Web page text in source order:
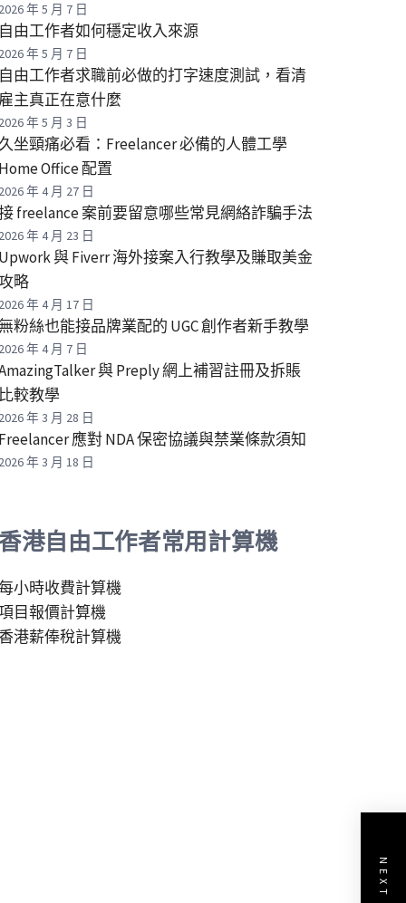
2026 年 5 月 7 日
自由工作者如何穩定收入來源
2026 年 5 月 7 日
自由工作者求職前必做的打字速度測試，看清
雇主真正在意什麼
2026 年 5 月 3 日
坐頸痛必看：Freelancer 必備的人體工學
Home Office 配置
2026 年 4 月 27 日
freelance 案前要留意哪些常見網絡詐騙手法
2026 年 4 月 23 日
Upwork 與 Fiverr 海外接案入行教學及賺取美金
略
2026 年 4 月 17 日
粉絲也能接品牌業配的 UGC 創作者新手教學
2026 年 4 月 7 日
與 Preply 網上補習註冊及拆賬
比較教學
2026 年 3 月 28 日
Freelancer 應對 NDA 保密協議與禁業條款須知
2026 年 3 月 18 日
港自由工作者常用計算機
小時收費計算機
目報價計算機
香港薪俸稅計算機